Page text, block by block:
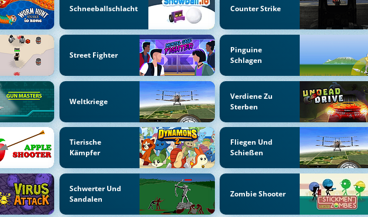
Schneeballschlacht Counter Strike
Street Fighter
Pinguine
Schlagen
Weltkriege
Verdiene Zu
Sterben
Tierische
Kämpfer
Fliegen Und
Schießen
Schwerter Und
Sandalen
Zombie Shooter